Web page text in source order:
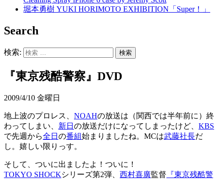
堀本勇樹 YUKI HORIMOTO EXHIBITION「Super！」
Search
検索:
『東京残酷警察』DVD
2009/4/10 金曜日
地上波のプロレス、 NOAHの放送は（関西では半年前に）終
わってしまい、 新日 の放送だけになってしまったけど、 KBS
で先週から全日 の番組始まりましたね。MCは武藤社長だ
し。嬉しい限りっす。
そして、ついに出ましたよ！ついに！
TOKYO SHOCKシリーズ第2弾、 西村喜廣監督 『東京残酷警